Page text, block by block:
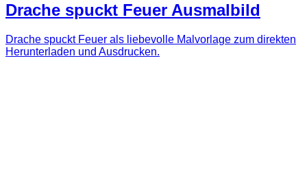
Drache spuckt Feuer Ausmalbild
Drache spuckt Feuer als liebevolle Malvorlage zum direkten
Herunterladen und Ausdrucken.